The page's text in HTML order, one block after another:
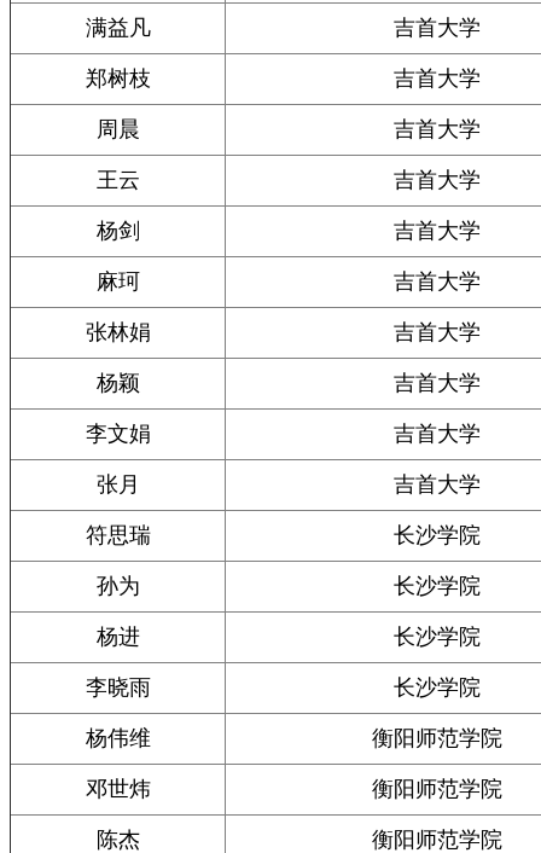
满益凡 吉首大学
郑树枝 吉首大学
周晨 吉首大学
王云 吉首大学
杨剑 吉首大学
麻珂 吉首大学
张林娟 吉首大学
杨颖 吉首大学
李文娟 吉首大学
张月 吉首大学
符思瑞 长沙学院
孙为 长沙学院
杨进 长沙学院
李晓雨 长沙学院
杨伟维 衡阳师范学院
邓世炜 衡阳师范学院
陈杰 衡阳师范学院